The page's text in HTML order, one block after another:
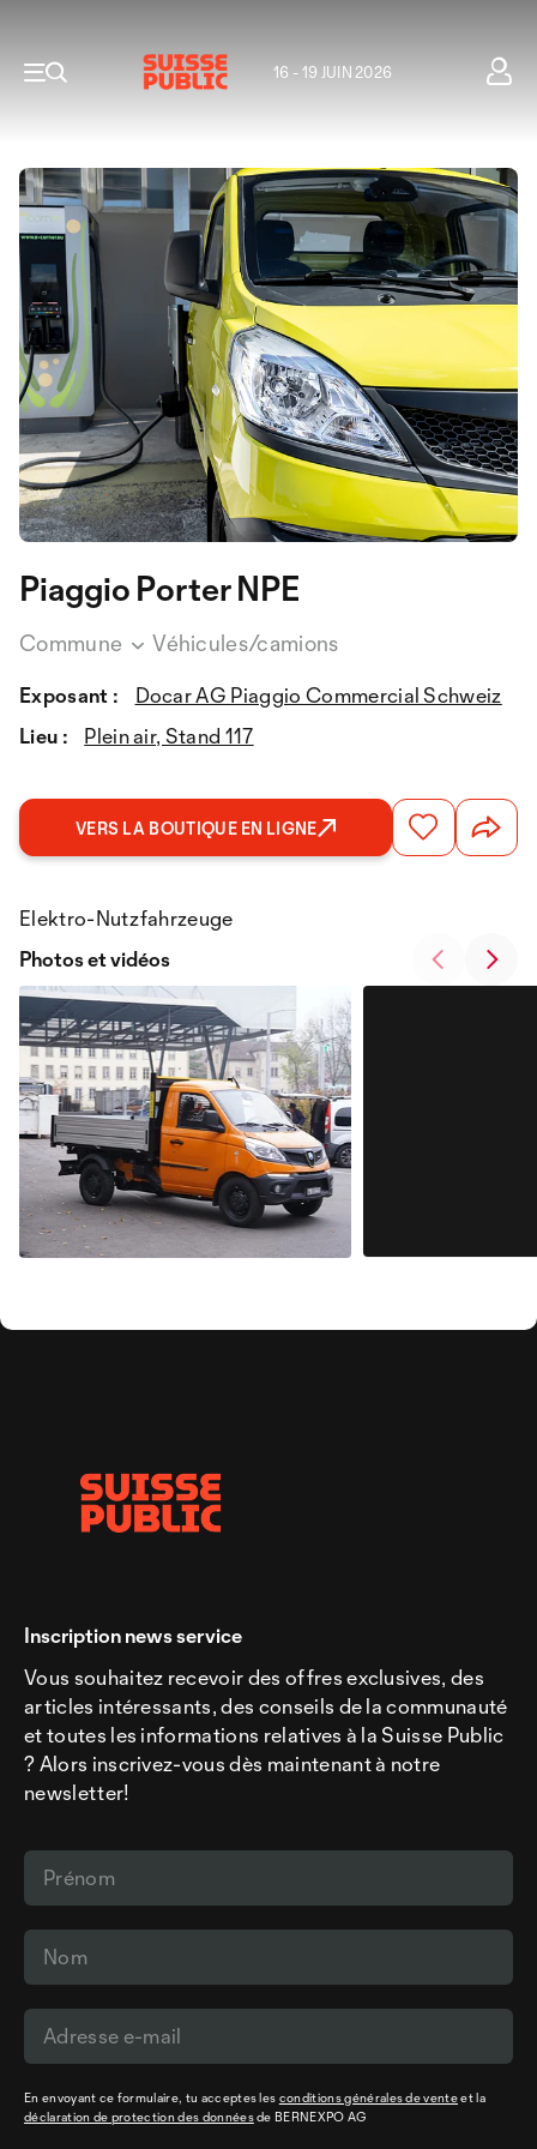
16 - 19 JUIN 2026
Piaggio Porter NPE
Commune Véhicules/camions
Exposant :
Docar AG Piaggio Commercial Schweiz
Lieu :
Plein air, Stand 117
VERS LA BOUTIQUE EN LIGNE
Elektro-Nutzfahrzeuge
Photos et vidéos
Inscription news service
Vous souhaitez recevoir des offres exclusives, des
articles intéressants, des conseils de la communauté
et toutes les informations relatives à la Suisse Public
? Alors inscrivez-vous dès maintenant à notre
newsletter!
En envoyant ce formulaire, tu acceptes les conditions générales de venteet la
déclaration de protection des donnéesde BERNEXPO AG